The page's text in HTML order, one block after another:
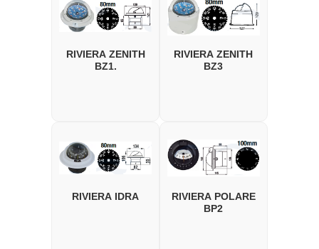
RIVIERA ZENITH
BZ1.
RIVIERA ZENITH
BZ3
RIVIERA IDRA
RIVIERA POLARE
BP2